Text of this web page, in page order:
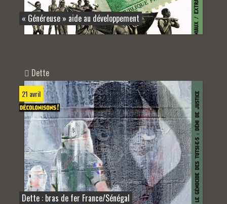
« Généreuse » aide au développement
Dette
21 avril
Dette : bras de fer France/Sénégal